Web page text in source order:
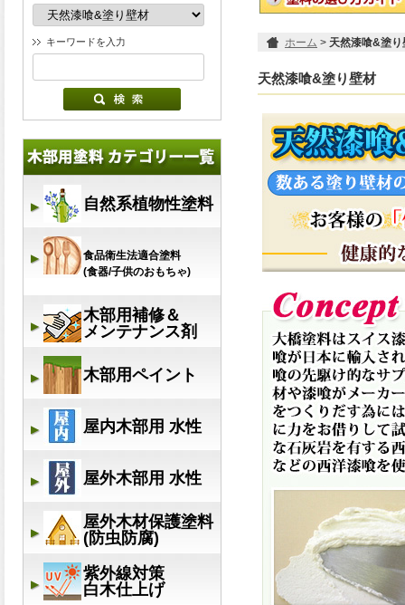
キーワードを入力 ホーム > 天然漆喰&塗り
天然漆喰&塗り壁材